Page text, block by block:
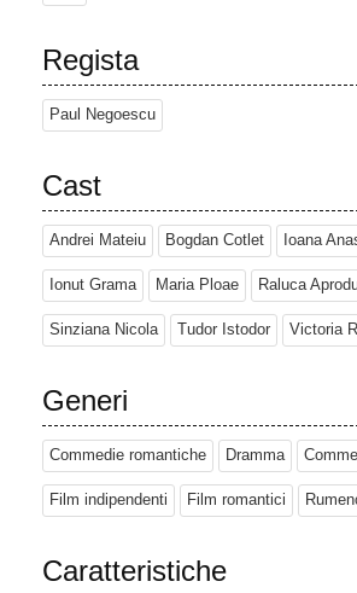
Regista
Paul Negoescu
Cast
Andrei Mateiu Bogdan Cotlet Ioana
Ionut Grama Maria Ploae Raluca
Sinziana Nicola Tudor Istodor Victoria
Generi
Commedie romantiche Dramma
Film indipendenti Film romantici
Caratteristiche